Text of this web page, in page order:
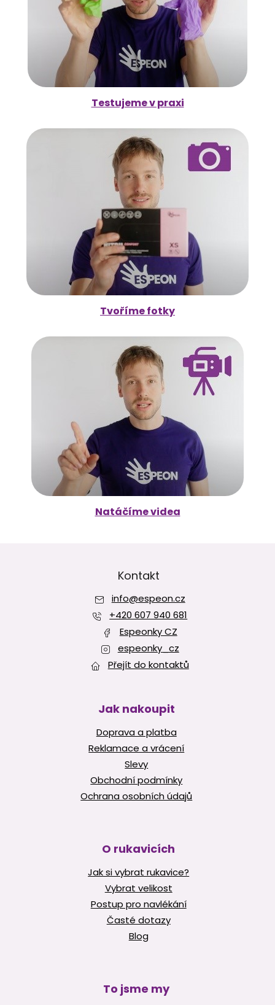
Testujeme v praxi
Tvoříme fotky
Natáčíme videa
Kontakt
info@espeon.cz
+420 607 940 681
Espeonky CZ
espeonky_cz
Přejít do kontaktů
Jak nakoupit
Doprava a platba
Reklamace a vrácení
Slevy
Obchodní podmínky
Ochrana osobních údajů
O rukavicích
Jak si vybrat rukavice?
Vybrat velikost
Postup pro navlékání
Časté dotazy
Blog
To jsme my